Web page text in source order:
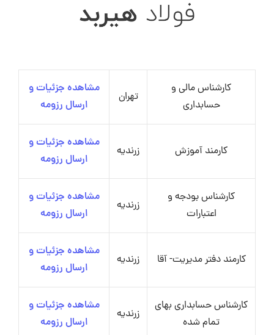
کارشناس مالی و
حسابداری
تهران
مشاهده جزئیات و
ارسال رزومه
کارمند آموزش زرندیه
مشاهده جزئیات و
ارسال رزومه
کارشناس بودجه و
اعتبارات
زرندیه
مشاهده جزئیات و
ارسال رزومه
کارمند دفتر مدیریت- آقا زرندیه
مشاهده جزئیات و
ارسال رزومه
کارشناس حسابداری بهای
تمام شده
زرندیه
مشاهده جزئیات و
ارسال رزومه